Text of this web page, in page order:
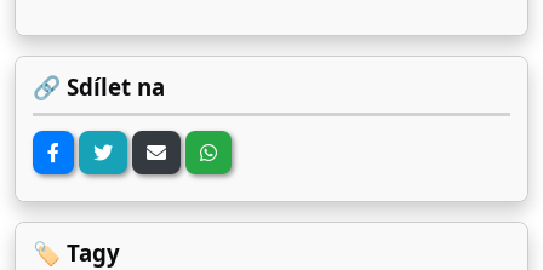
🔗 Sdílet na
🏷️ Tagy